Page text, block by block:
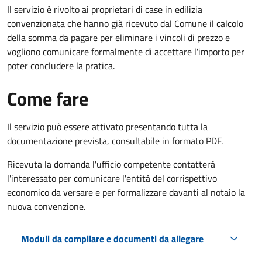
Il servizio è rivolto ai proprietari di case in edilizia
convenzionata che hanno già ricevuto dal Comune il calcolo
della somma da pagare per eliminare i vincoli di prezzo e
vogliono comunicare formalmente di accettare l'importo per
poter concludere la pratica.
Come fare
Il servizio può essere attivato presentando tutta la
documentazione prevista, consultabile in formato PDF.
Ricevuta la domanda l'ufficio competente contatterà
l'interessato per comunicare l'entità del corrispettivo
economico da versare e per formalizzare davanti al notaio la
nuova convenzione.
Moduli da compilare e documenti da allegare